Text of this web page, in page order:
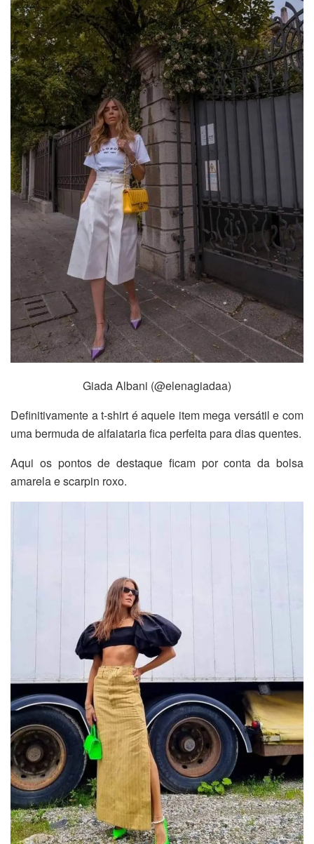
Giada Albani (@elenagiadaa)
Definitivamente a t-shirt é aquele item mega versátil e com
uma bermuda de alfaiataria fica perfeita para dias quentes.
Aqui os pontos de destaque ficam por conta da bolsa
amarela e scarpin roxo.